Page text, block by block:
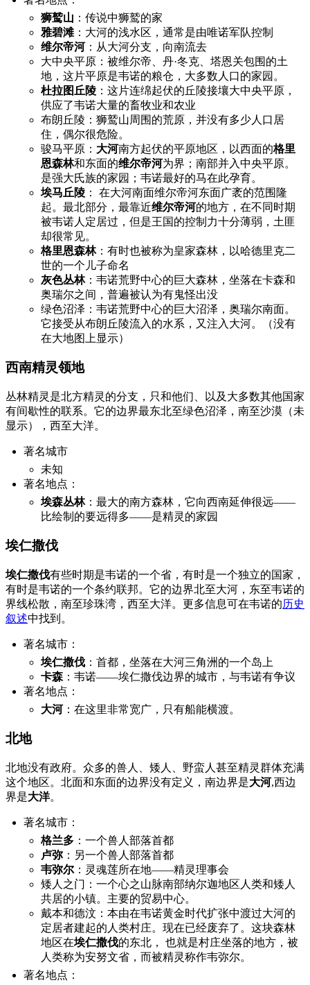
狮鹫山 ：传说中狮鹫的家
雅碧滩 ：大河的浅水区，通常是由唯诺军队控制
维尔帝河：从大河分支，向南流去
大中央平原：被维尔帝、丹·冬克、塔恩关包围的土
地，这片平原是韦诺的粮仓，大多数人口的家园。
杜拉图丘陵 ：这片连绵起伏的丘陵接壤大中央平原，
供应了韦诺大量的畜牧业和农业
布朗丘陵：狮鹫山周围的荒原，并没有多少人口居
住，偶尔很危险。
骏马平原： 大河南方起伏的平原地区，以西面的格里
恩森林和东面的维尔帝河为界；南部并入中央平原。
是强大氏族的家园；韦诺最好的马在此孕育。
埃马丘陵 ： 在大河南面维尔帝河东面广袤的范围隆
起。最北部分，最靠近维尔帝河的地方，在不同时期
被韦诺人定居过，但是王国的控制力十分薄弱，土匪
却很常见。
格里恩森林：有时也被称为皇家森林，以哈德里克二
世的一个儿子命名
灰色丛林：韦诺荒野中心的巨大森林，坐落在卡森和
奥瑞尔之间，普遍被认为有鬼怪出没
绿色沼泽：韦诺荒野中心的巨大沼泽，奥瑞尔南面。
它接受从布朗丘陵流入的水系，又注入大河。（没有
在大地图上显示）
西南精灵领地
丛林精灵是北方精灵的分支，只和他们、以及大多数其他国家
有间歇性的联系。它的边界最东北至绿色沼泽，南至沙漠（未
显示），西至大洋。
著名城市
未知
著名地点：
埃森丛林：最大的南方森林，它向西南延伸很远——
比绘制的要远得多——是精灵的家园
埃仁撒伐
埃仁撒伐有些时期是韦诺的一个省，有时是一个独立的国家，
有时是韦诺的一个条约联邦。它的边界北至大河，东至韦诺的
界线松散，南至珍珠湾，西至大洋。更多信息可在韦诺的历史
叙述中找到。
著名城市：
埃仁撒伐 ：首都，坐落在大河三角洲的一个岛上
卡森 ：韦诺——埃仁撒伐边界的城市，与韦诺有争议
著名地点：
大河：在这里非常宽广，只有船能横渡。
北地
北地没有政府。众多的兽人、矮人、野蛮人甚至精灵群体充满
这个地区。北面和东面的边界没有定义，南边界是大河,西边
界是大洋。
著名城市：
格兰多 ：一个兽人部落首都
卢弥 ：另一个兽人部落首都
韦弥尔 ：灵魂莲所在地——精灵理事会
矮人之门：一个心之山脉南部纳尔迦地区人类和矮人
共居的小镇。主要的贸易中心。
戴本和德汶：本由在韦诺黄金时代扩张中渡过大河的
定居者建起的人类村庄。现在已经废弃了。这块森林
地区在埃仁撒伐的东北， 也就是村庄坐落的地方，被
人类称为安努文省，而被精灵称作韦弥尔。
著名地点：